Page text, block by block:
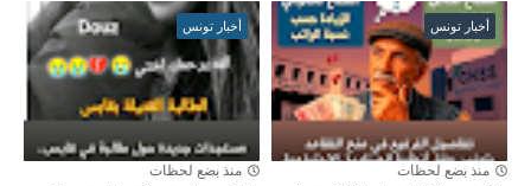
أخبار تونس
منذ بضع لحظات
أخبار تونس
منذ بضع لحظات